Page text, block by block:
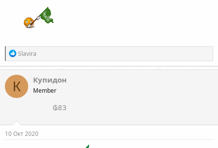
Р
е
а
к
ц
и
и
Slavira
К Купидон
Member
₲83
10 Окт 2020